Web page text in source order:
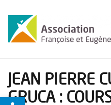
Ouvrir la barre d’outils
JEAN PIERRE
GRUCA :